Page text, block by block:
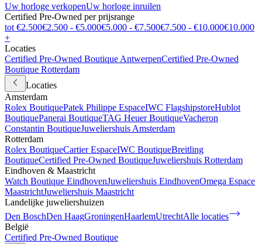
Uw horloge verkopenUw horloge inruilen
Certified Pre-Owned per prijsrange
tot €2.500€2.500 - €5.000€5.000 - €7.500€7.500 - €10.000€10.000
+
Locaties
Certified Pre-Owned Boutique AntwerpenCertified Pre-Owned
Boutique Rotterdam
Locaties
Amsterdam
Rolex BoutiquePatek Philippe EspaceIWC FlagshipstoreHublot
BoutiquePanerai BoutiqueTAG Heuer BoutiqueVacheron
Constantin BoutiqueJuweliershuis Amsterdam
Rotterdam
Rolex BoutiqueCartier EspaceIWC BoutiqueBreitling
BoutiqueCertified Pre-Owned BoutiqueJuweliershuis Rotterdam
Eindhoven & Maastricht
Watch Boutique EindhovenJuweliershuis EindhovenOmega Espace
MaastrichtJuweliershuis Maastricht
Landelijke juweliershuizen
Den BoschDen HaagGroningenHaarlemUtrechtAlle locaties
België
Certified Pre-Owned Boutique